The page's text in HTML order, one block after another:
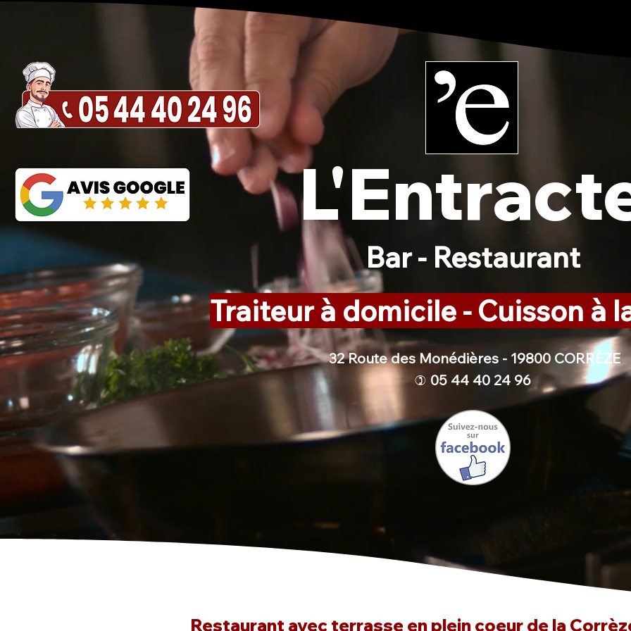
Bar - Restaurant
Traiteur à domicile - Cuisson à
32 Route des Monédières - 19800 CORRÈZE
) 05 44 40 24 96
Restaurant avec terrasse en plein coeur de la